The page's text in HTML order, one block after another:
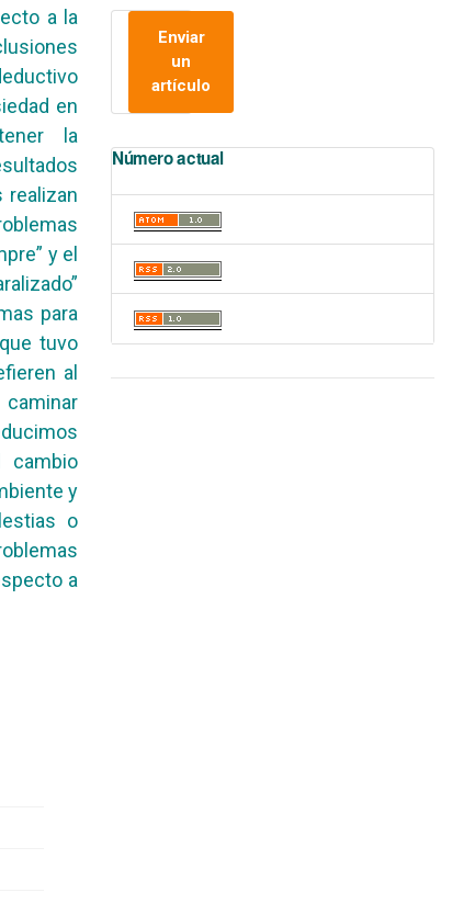
a la
en
la
realizan
y el
para
tuvo
al
cambio
y
o
a
Enviar
un
artículo
Número actual